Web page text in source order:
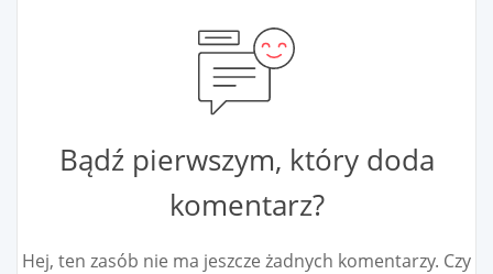
Bądź pierwszym, który doda
komentarz?
Hej, ten zasób nie ma jeszcze żadnych komentarzy. Czy